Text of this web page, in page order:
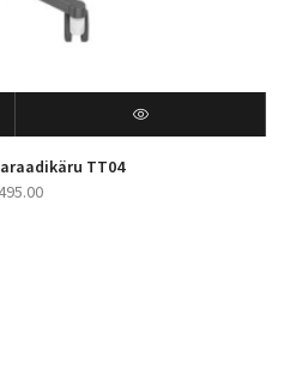
TT04